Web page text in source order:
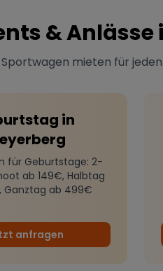
& Anlässe
Sportwagen mieten für
in
für Geburtstage: 2-
ab 149€, Halbtag
Ganztag ab 499€
anfragen